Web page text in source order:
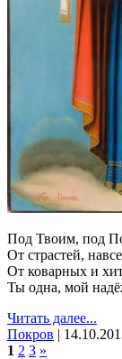
Под Твоим, под
От страстей,
От коварных и
Ты одна, мой
Читать далее...
Покров |
1 2 3 »